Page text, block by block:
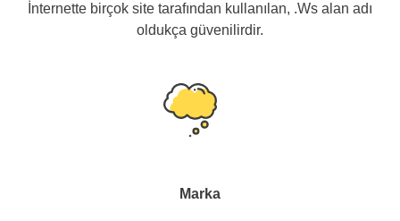
İnternette birçok site tarafından kullanılan, .Ws alan adı
oldukça güvenilirdir.
Marka